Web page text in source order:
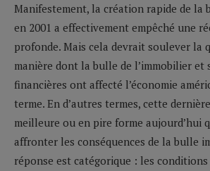
Manifestement, la création rapide de la
en 2001 a effectivement empêché une
profonde. Mais cela devrait soulever la
manière dont la bulle de l’immobilier et
financières ont affecté l’économie
terme. En d’autres termes, cette
meilleure ou en pire forme aujourd’hui
affronter les conséquences de la bulle
réponse est catégorique : les